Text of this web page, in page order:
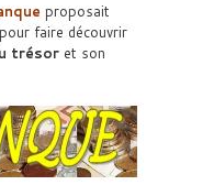
proposait
faire découvrir
trésor et son